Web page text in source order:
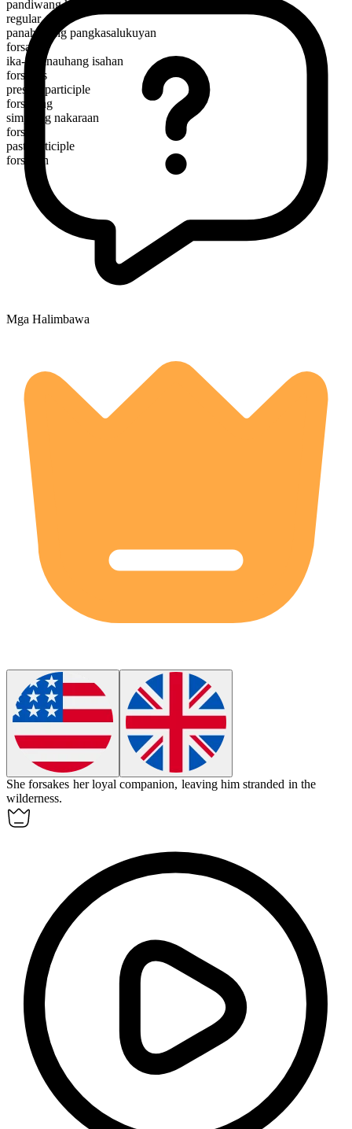
pandiwang kilos
regular
panahunang pangkasalukuyan
forsake
ika-3 panauhang isahan
forsakes
present participle
forsaking
simpleng nakaraan
forsook
past participle
forsaken
Mga Halimbawa
Sheforsakes her loyal companion, leaving him stranded in the
wilderness.